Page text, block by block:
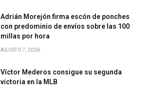
Adrián Morejón firma escón de ponches
con predominio de envíos sobre las 100
millas por hora
AGOSTO 7, 2026
Víctor Mederos consigue su segunda
victoria en la MLB